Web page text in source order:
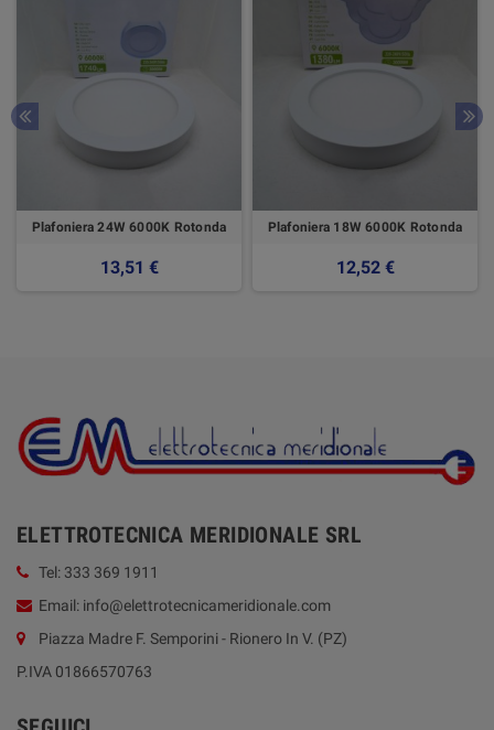
Plafoniera 24W 6000K Rotonda
13,51 €
Plafoniera 18W 6000K Rotonda
12,52 €
ELETTROTECNICA MERIDIONALE SRL
Tel: 333 369 1911
Email: info@elettrotecnicameridionale.com
Piazza Madre F. Semporini - Rionero In V. (PZ)
P.IVA 01866570763